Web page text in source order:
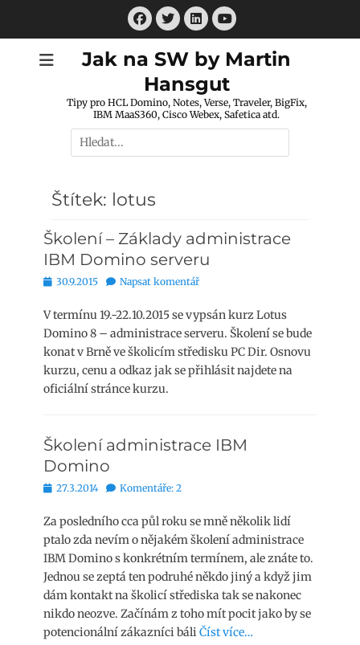
Facebook
Twitter
LinkedIn
Youtube
Jak na SW by Martin
Hansgut
Tipy pro HCL Domino, Notes, Verse, Traveler, BigFix,
IBM MaaS360, Cisco Webex, Safetica atd.
Hledat:
Štítek: lotus
Školení – Základy administrace
IBM Domino serveru
Publikováno
30.9.2015 Napsat komentář
V termínu 19.-22.10.2015 se vypsán kurz Lotus
Domino 8 – administrace serveru. Školení se bude
konat v Brně ve školicím středisku PC Dir. Osnovu
kurzu, cenu a odkaz jak se přihlásit najdete na
oficiální stránce kurzu.
Školení administrace IBM
Domino
Publikováno
27.3.2014 Komentáře: 2
Za posledního cca půl roku se mně několik lidí
ptalo zda nevím o nějakém školení administrace
IBM Domino s konkrétním termínem, ale znáte to.
Jednou se zeptá ten podruhé někdo jiný a když jim
dám kontakt na školicí střediska tak se nakonec
nikdo neozve. Začínám z toho mít pocit jako by se
potencionální zákazníci báliČíst více…